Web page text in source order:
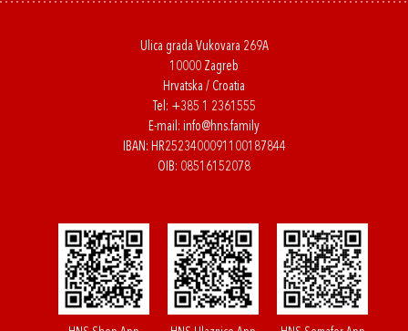
Ulica grada Vukovara 269A
10000 Zagreb
Hrvatska / Croatia
Tel: +385 1 2361555
E-mail: info@hns.family
IBAN: HR2523400091100187844
OIB: 08516152078